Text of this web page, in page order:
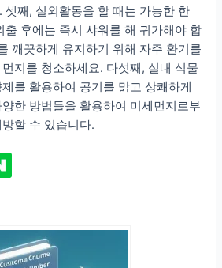
셋째, 실외활동을 할 때는 가능한 한
출 후에는 즉시 샤워를 해 귀가해야 합
깨끗하게 유지하기 위해 자주 환기를
지를 청소하세요. 다섯째, 실내 식물
를 활용하여 공기를 맑고 상쾌하게
한 방법들을 활용하여 미세먼지로부
할 수 있습니다.